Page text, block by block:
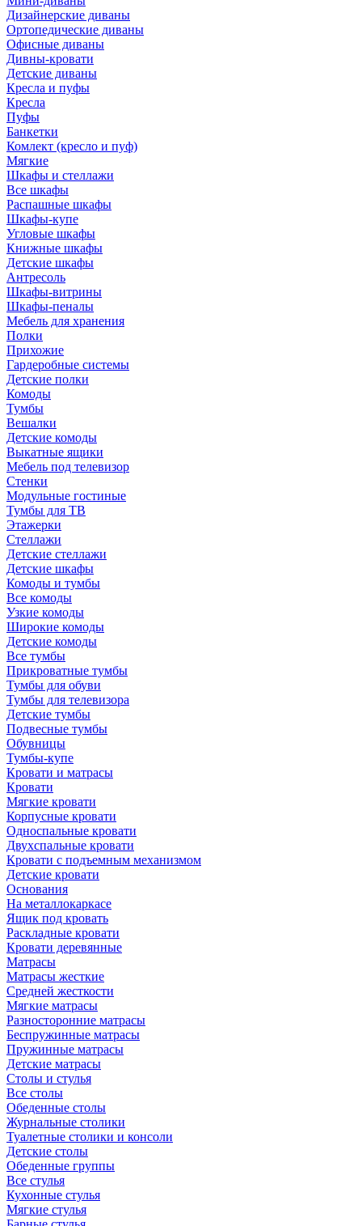
Дизайнерские диваны
Ортопедические диваны
Офисные диваны
Дивны-кровати
Детские диваны
Кресла и пуфы
Кресла
Пуфы
Банкетки
Комлект (кресло и пуф)
Мягкие
Шкафы и стеллажи
Все шкафы
Распашные шкафы
Шкафы-купе
Угловые шкафы
Книжные шкафы
Детские шкафы
Антресоль
Шкафы-витрины
Шкафы-пеналы
Мебель для хранения
Полки
Прихожие
Гардеробные системы
Детские полки
Комоды
Тумбы
Вешалки
Детские комоды
Выкатные ящики
Мебель под телевизор
Стенки
Модульные гостиные
Тумбы для ТВ
Этажерки
Стеллажи
Детские стеллажи
Детские шкафы
Комоды и тумбы
Все комоды
Узкие комоды
Широкие комоды
Детские комоды
Все тумбы
Прикроватные тумбы
Тумбы для обуви
Тумбы для телевизора
Детские тумбы
Подвесные тумбы
Обувницы
Тумбы-купе
Кровати и матрасы
Кровати
Мягкие кровати
Корпусные кровати
Односпальные кровати
Двухспальные кровати
Кровати с подъемным механизмом
Детские кровати
Основания
На металлокаркасе
Ящик под кровать
Раскладные кровати
Кровати деревянные
Матрасы
Матрасы жесткие
Средней жесткости
Мягкие матрасы
Разносторонние матрасы
Беспружинные матрасы
Пружинные матрасы
Детские матрасы
Столы и стулья
Все столы
Обеденные столы
Журнальные столики
Туалетные столики и консоли
Детские столы
Обеденные группы
Все стулья
Кухонные стулья
Мягкие стулья